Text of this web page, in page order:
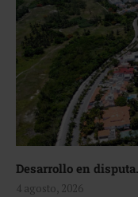
Desarrollo en
4 agosto, 2026